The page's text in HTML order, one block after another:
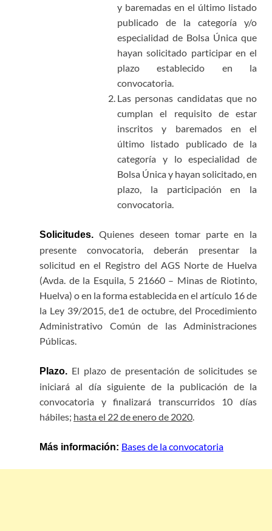
y baremadas en el último listado
publicado de la categoría y/o
especialidad de Bolsa Única que
hayan solicitado participar en el
plazo establecido en la
convocatoria.
Las personas candidatas que no
cumplan el requisito de estar
inscritos y baremados en el
último listado publicado de la
categoría y lo especialidad de
Bolsa Única y hayan solicitado, en
plazo, la participación en la
convocatoria.
Solicitudes. Quienes deseen tomar parte en la
presente convocatoria, deberán presentar la
solicitud en el Registro del AGS Norte de Huelva
(Avda. de la Esquila, 5 21660 – Minas de Riotinto,
Huelva) o en la forma establecida en el artículo 16 de
la Ley 39/2015, de1 de octubre, del Procedimiento
Administrativo Común de las Administraciones
Públicas.
Plazo. El plazo de presentación de solicitudes se
iniciará al día siguiente de la publicación de la
convocatoria y finalizará transcurridos 10 días
hábiles; hasta el 22 de enero de 2020
Más información: Bases de la convocatoria